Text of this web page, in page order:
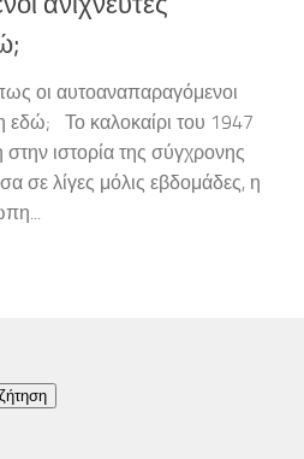
οι αυτοαναπαραγόμενοι
εδώ; Το καλοκαίρι του 1947
στην ιστορία της σύγχρονης
σε λίγες μόλις εβδομάδες, η